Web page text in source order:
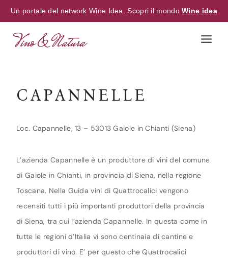
Un portale del network Wine Idea. Scopri il mondoWine idea
CAPANNELLE
Loc. Capannelle, 13 – 53013 Gaiole in Chianti (Siena)
L’azienda Capannelle è un produttore di vini del comune
di Gaiole in Chianti, in provincia di Siena, nella regione
Toscana. Nella Guida vini di Quattrocalici vengono
recensiti tutti i più importanti produttori della provincia
di Siena, tra cui l’azienda Capannelle. In questa come in
tutte le regioni d’Italia vi sono centinaia di cantine e
produttori di vino. E’ per questo che Quattrocalici